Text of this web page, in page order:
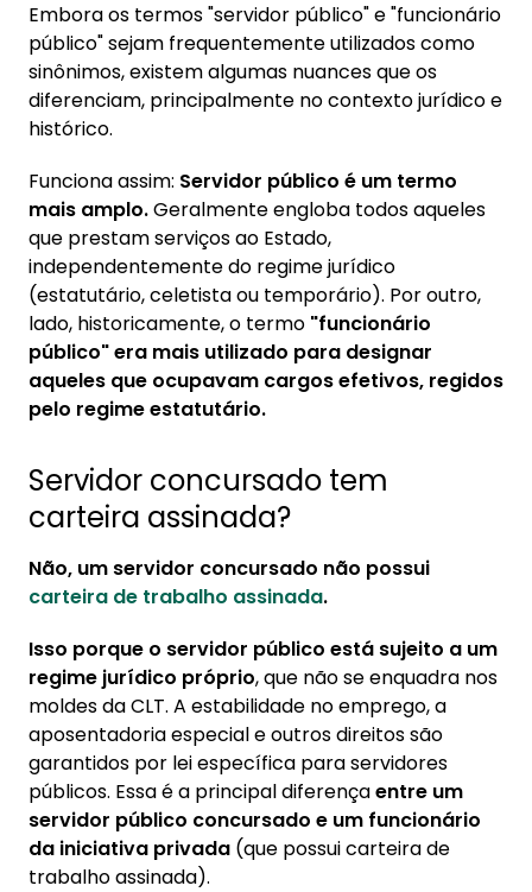
Embora os termos "servidor público" e "funcionário
público" sejam frequentemente utilizados como
sinônimos, existem algumas nuances que os
diferenciam, principalmente no contexto jurídico e
histórico.
Funciona assim: Servidor público é um termo
mais amplo.Geralmente engloba todos aqueles
que prestam serviços ao Estado,
independentemente do regime jurídico
(estatutário, celetista ou temporário). Por outro,
lado, historicamente, o termo "funcionário
público" era mais utilizado para designar
aqueles que ocupavam cargos efetivos, regidos
pelo regime estatutário.
Servidor concursado tem
carteira assinada?
Não, um servidor concursado não possui
carteira de trabalho assinada.
Isso porque o servidor público está sujeito a um
regime jurídico próprio, que não se enquadra nos
moldes da CLT. A estabilidade no emprego, a
aposentadoria especial e outros direitos são
garantidos por lei específica para servidores
públicos. Essa é a principal diferençaentre um
servidor público concursado e um funcionário
da iniciativa privada (que possui carteira de
trabalho assinada).